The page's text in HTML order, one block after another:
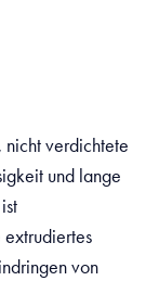
verdichtete
und lange
extrudiertes
von